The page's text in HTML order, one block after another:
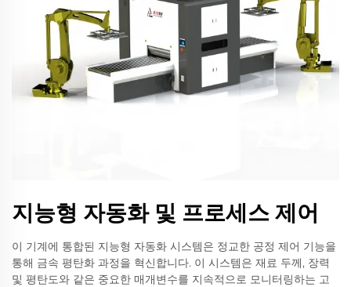
지능형 자동화 및 프로세스 제어
이 기계에 통합된 지능형 자동화 시스템은 정교한 공정 제어 기능을
통해 금속 평탄화 과정을 혁신합니다. 이 시스템은 재료 두께, 장력
및 평탄도와 같은 중요한 매개변수를 지속적으로 모니터링하는 고